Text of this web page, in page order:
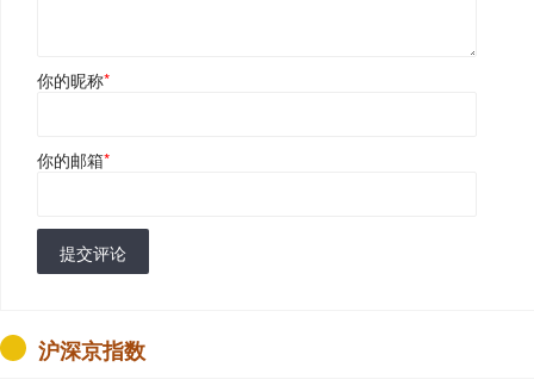
你的昵称*
你的邮箱*
提交评论
沪深京指数